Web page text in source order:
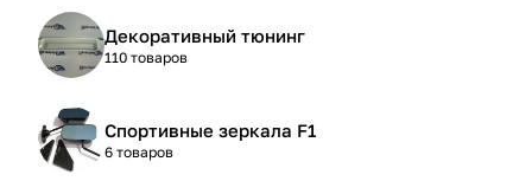
Декоративный тюнинг
110 товаров
Спортивные зеркала F1
6 товаров